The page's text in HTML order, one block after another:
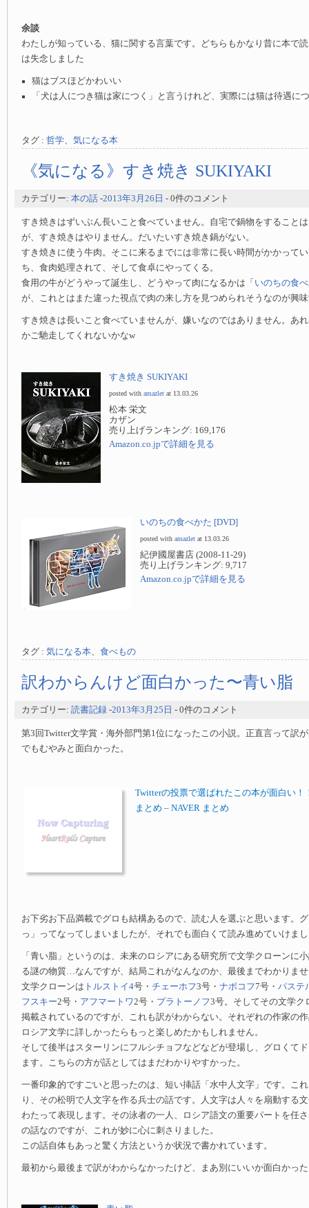
余談
わたしが知っている、猫に関する言葉です。どちらもかなり昔に本で
は失念しました
猫はブスほどかわいい
「犬は人につき猫は家につく」と言うけれど、実際には猫は待遇に
タグ : 哲学、 気になる本
《気になる》すき焼き SUKIYAKI
カテゴリー: 本の話 -2013年3月26日 - 0件のコメント
すき焼きはずいぶん長いこと食べていません。自宅で鍋物をすること
が、すき焼きはやりません。だいたいすき焼き鍋がない。
すき焼きに使う牛肉。そこに来るまでには非常に長い時間がかかって
ち、食肉処理されて、そして食卓にやってくる。
食用の牛がどうやって誕生し、どうやって肉になるかは「 いのちの食
が、これとはまた違った視点で肉の来し方を見つめられそうなのが興
すき焼きは長いこと食べていませんが、嫌いなのではありません。あ
かご馳走してくれないかなw
すき焼き SUKIYAKI
posted with amazlet at 13.03.26
松本 栄文
カザン
売り上げランキング: 169,176
Amazon.co.jpで詳細を見る
いのちの食べかた [DVD]
posted with amazlet at 13.03.26
紀伊國屋書店 (2008-11-29)
売り上げランキング: 9,717
Amazon.co.jpで詳細を見る
タグ : 気になる本、 食べもの
訳わからんけど面白かった〜青い脂
カテゴリー: 読書記録 -2013年3月25日 - 0件のコメント
第3回Twitter文学賞・海外部門第1位になったこの小説。正直言って訳
でもむやみと面白かった。
Twitterの投票で選ばれたこの本が面白い！
まとめ – NAVER まとめ
お下劣お下品満載でグロも結構あるので、読む人を選ぶと思います。
っ」ってなってしまいましたが、それでも面白くて読み進めていけま
「青い脂」というのは、未来のロシアにある研究所で文学クローンに
る謎の物質…なんですが、結局これがなんなのか、最後までわかりま
文学クローンは トルストイ4号・ チェーホフ3号・ ナボコフ7号・ パステ
フスキー2号・ アフマートワ2号・ プラトーノフ3号。そしてその文学ク
掲載されているのですが、これも訳がわからない。それぞれの作家の
ロシア文学に詳しかったらもっと楽しめたかもしれません。
そして後半はスターリンにフルシチョフなどなどが登場し、グロくて
ます。こちらの方が話としてはまだわかりやすかった。
一番印象的ですごいと思ったのは、短い挿話「水中人文字」です。こ
り、その松明で人文字を作る兵士の話です。人文字は人々を扇動する
わたって表現します。その泳者の一人、ロシア語文の重要パートを任
の話なのですが、これが妙に心に刺さりました。
この話自体もあっと驚く方法というか状況で書かれています。
最初から最後まで訳がわからなかったけど、まあ別にいいか面白かっ